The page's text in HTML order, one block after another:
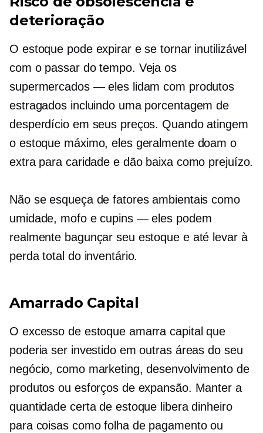
deterioração
O estoque pode expirar e se tornar inutilizável
com o passar do tempo. Veja os
supermercados — eles lidam com produtos
estragados incluindo uma porcentagem de
desperdício em seus preços. Quando atingem
o estoque máximo, eles geralmente doam o
extra para caridade e dão baixa como prejuízo.
Não se esqueça de fatores ambientais como
umidade, mofo e cupins — eles podem
realmente bagunçar seu estoque e até levar à
perda total do inventário.
Amarrado Capital
O excesso de estoque amarra capital que
poderia ser investido em outras áreas do seu
negócio, como marketing, desenvolvimento de
produtos ou esforços de expansão. Manter a
quantidade certa de estoque libera dinheiro
para coisas como folha de pagamento ou